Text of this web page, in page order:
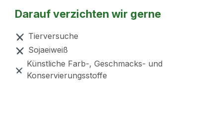
Darauf verzichten wir gerne
Tierversuche
Sojaeiweiß
Künstliche Farb-, Geschmacks- und
Konservierungsstoffe